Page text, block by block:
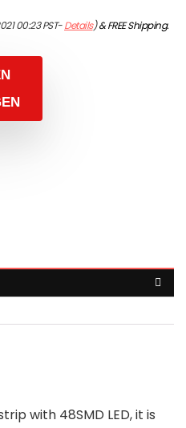
00:23 PST-Details)&FREE Shipping.
with 48SMD LED, it is